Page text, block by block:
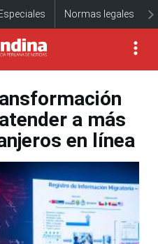
Especiales Normas legales
a más
en línea